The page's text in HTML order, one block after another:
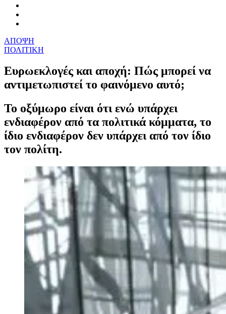
ΑΠΟΨΗ
ΠΟΛΙΤΙΚΗ
Ευρωεκλογές και αποχή: Πώς μπορεί να
αντιμετωπιστεί το φαινόμενο αυτό;
Το οξύμωρο είναι ότι ενώ υπάρχει
ενδιαφέρον από τα πολιτικά κόμματα, το
ίδιο ενδιαφέρον δεν υπάρχει από τον ίδιο
τον πολίτη.